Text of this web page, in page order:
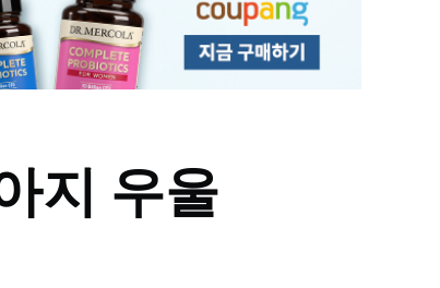
지 우울